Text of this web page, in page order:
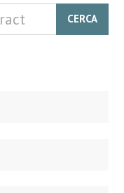
CERCA